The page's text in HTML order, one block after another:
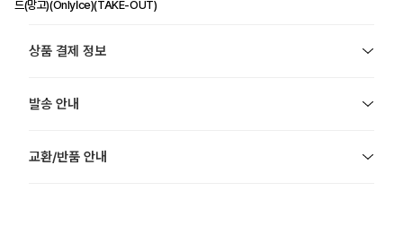
드(망고)(OnlyIce)(TAKE-OUT)
상품 결제 정보
발송 안내
교환/반품 안내